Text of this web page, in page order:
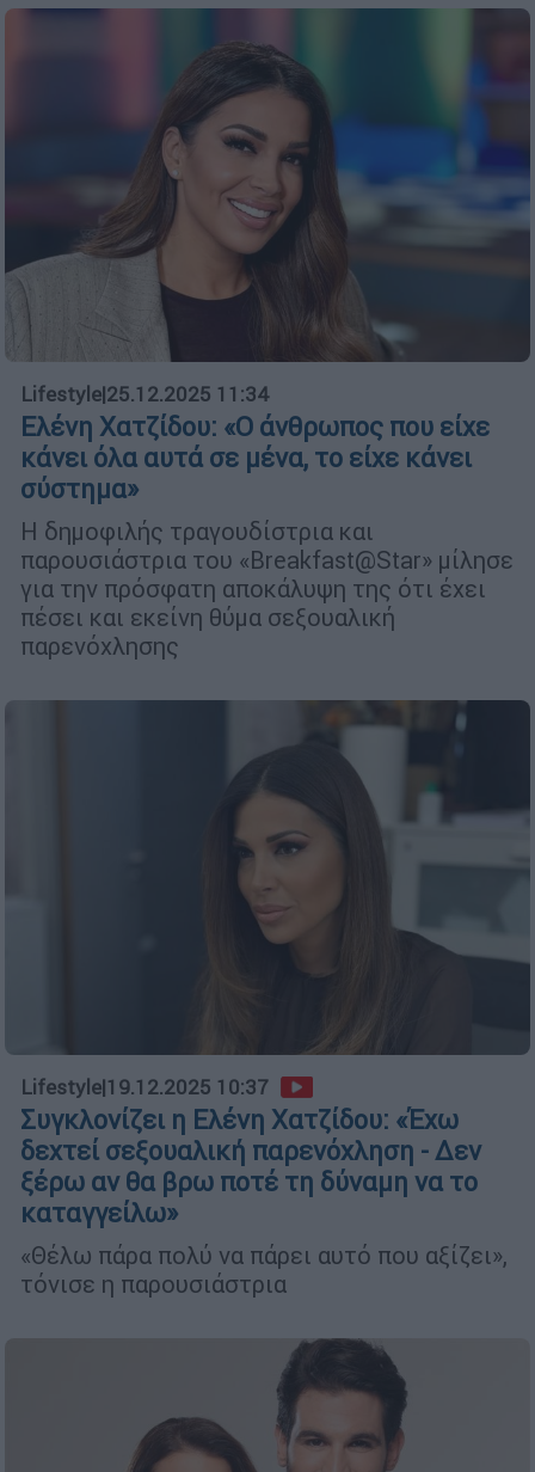
Lifestyle|25.12.2025 11:34
Ελένη Χατζίδου: «Ο άνθρωπος που είχε
κάνει όλα αυτά σε μένα, το είχε κάνει
σύστημα»
Η δημοφιλής τραγουδίστρια και
παρουσιάστρια του «Breakfast@Star» μίλησε
για την πρόσφατη αποκάλυψη της ότι έχει
πέσει και εκείνη θύμα σεξουαλική
παρενόχλησης
Lifestyle|19.12.2025 10:37
Συγκλονίζει η Ελένη Χατζίδου: «Έχω
δεχτεί σεξουαλική παρενόχληση - Δεν
ξέρω αν θα βρω ποτέ τη δύναμη να το
καταγγείλω»
«Θέλω πάρα πολύ να πάρει αυτό που αξίζει»,
τόνισε η παρουσιάστρια